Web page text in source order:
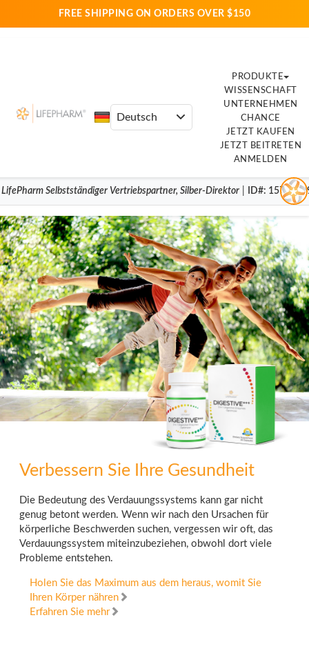
FREE SHIPPING ON ORDERS OVER $150
PRODUKTE
WISSENSCHAFT
UNTERNEHMEN
CHANCE
JETZT KAUFEN
JETZT BEITRETEN
ANMELDEN
LifePharmSelbstständiger Vertriebspartner,Silber-Direktor ID#:
Verbessern Sie Ihre Gesundheit
Die Bedeutung des Verdauungssystems kann gar nicht
genug betont werden. Wenn wir nach den Ursachen für
körperliche Beschwerden suchen, vergessen wir oft, das
Verdauungssystem miteinzubeziehen, obwohl dort viele
Probleme entstehen.
Holen Sie das Maximum aus dem heraus, womit Sie
Ihren Körper nähren
Erfahren Sie mehr